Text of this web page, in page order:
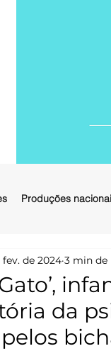
Produções
da
fev. de 2024 3 min de